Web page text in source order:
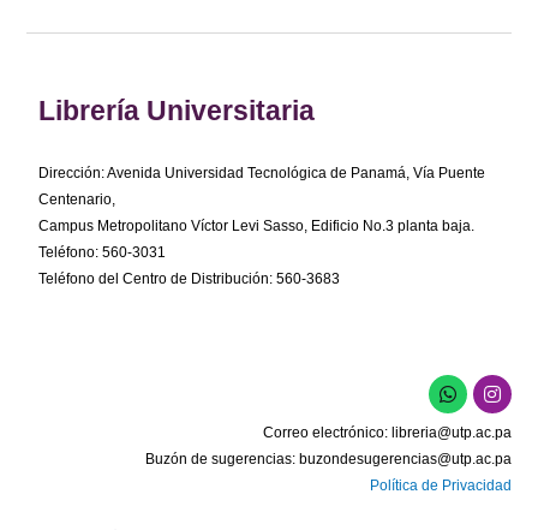
Librería Universitaria
Dirección: Avenida Universidad Tecnológica de Panamá, Vía Puente
Centenario,
Campus Metropolitano Víctor Levi Sasso, Edificio No.3 planta baja.
Teléfono: 560-3031
Teléfono del Centro de Distribución: 560-3683
W
h
a
t
s
a
p
I
n
s
t
a
g
r
Correo electrónico: libreria@utp.ac.pa
Buzón de sugerencias: buzondesugerencias@utp.ac.pa
Política de Privacidad